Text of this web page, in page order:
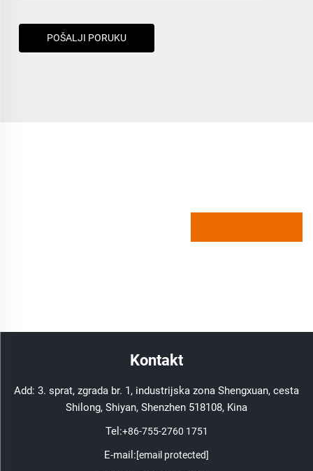
POŠALJI PORUKU
Kontakt
Add: 3. sprat, zgrada br. 1, industrijska zona Shengxuan, cesta
Shilong, Shiyan, Shenzhen 518108, Kina
Tel:+86-755-2760 1751
E-mail:[email protected]